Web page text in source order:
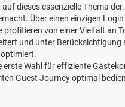
dieses essenzielle Thema
Über einen einzigen
von einer Vielfalt an
und unter
erste Wahl für effiziente
Guest Journey optimal